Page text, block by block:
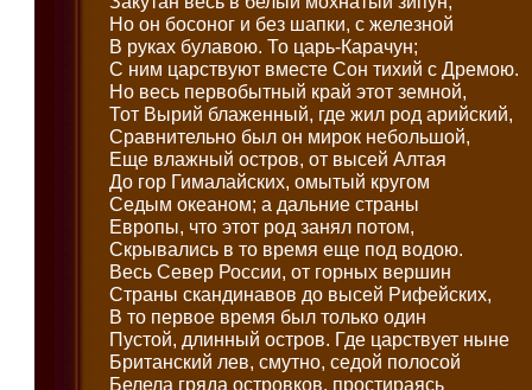
Но он босоног и без шапки, с железной
В руках булавою. То царь-Карачун;
С ним царствуют вместе Сон тихий с Дремою.
Но весь первобытный край этот земной,
Тот Вырий блаженный, где жил род арийский,
Сравнительно был он мирок небольшой,
Еще влажный остров, от высей Алтая
До гор Гималайских, омытый кругом
Седым океаном; а дальние страны
Европы, что этот род занял потом,
Скрывались в то время еще под водою.
Весь Север России, от горных вершин
Страны скандинавов до высей Рифейских,
В то первое время был только один
Пустой, длинный остров. Где царствует ныне
Британский лев, смутно, седой полосой
Белела гряда островков, простираясь